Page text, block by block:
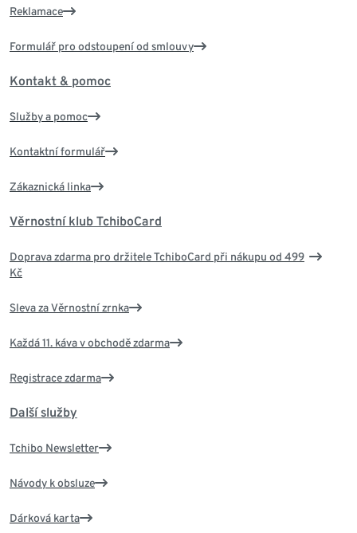
Reklamace
Formulář pro odstoupení od smlouvy
Kontakt & pomoc
Služby a pomoc
Kontaktní formulář
Zákaznická linka
Věrnostní klub TchiboCard
Doprava zdarma pro držitele TchiboCard při nákupu od 499
Kč
Sleva za Věrnostní zrnka
Každá 11. káva v obchodě zdarma
Registrace zdarma
Další služby
Tchibo Newsletter
Návody k obsluze
Dárková karta